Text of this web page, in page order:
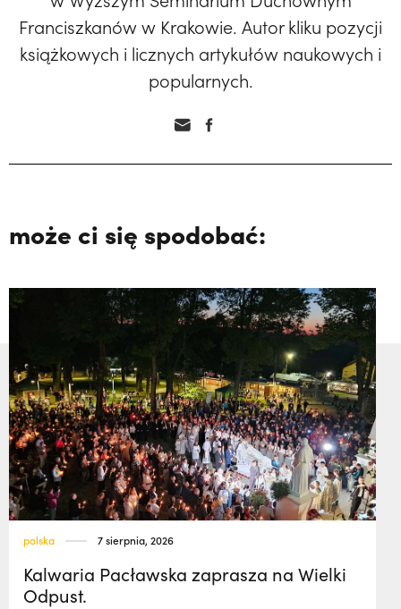
Franciszkanów w Krakowie. Autor kliku pozycji
książkowych i licznych artykułów naukowych i
popularnych.
może ci się spodobać:
polska 7 sierpnia, 2026
Kalwaria Pacławska zaprasza na Wielki
Odpust.